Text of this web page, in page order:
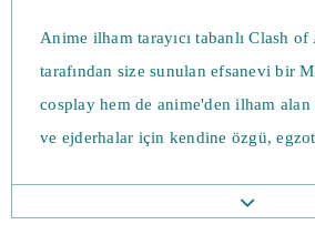
Anime ilham tarayıcı tabanlı Clash
tarafından size sunulan efsanevi bir
cosplay hem de anime'den ilham
ve ejderhalar için kendine özgü,
arkadaşlarınızla eğlenmek için çeşitli